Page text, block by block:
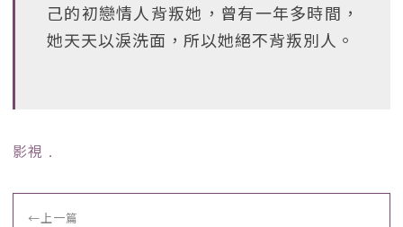
己的初戀情人背叛她，曾有一年多時間，
她天天以淚洗面，所以她絕不背叛別人。
影視 ﹒
←上一篇